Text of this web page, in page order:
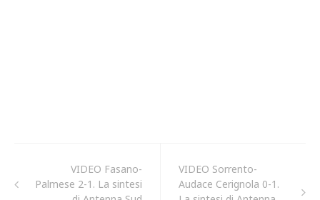
VIDEO Fasano-
Palmese 2-1. La sintesi
VIDEO Sorrento-
Audace Cerignola 0-1.